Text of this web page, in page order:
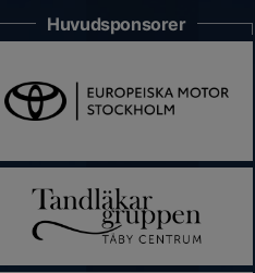
Huvudsponsorer